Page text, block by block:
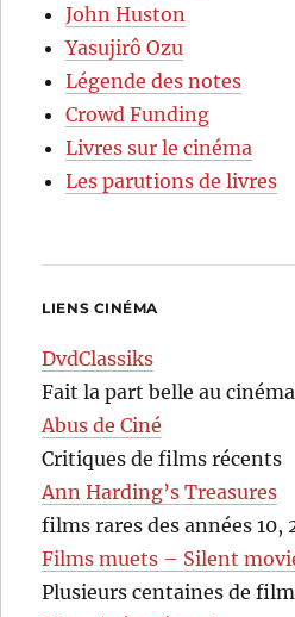
John Huston
Yasujirô Ozu
Légende des notes
Crowd Funding
Livres sur le cinéma
Les parutions de livres
LIENS CINÉMA
DvdClassiks
Fait la part belle au
Abus de Ciné
Critiques de films récents
Ann Harding’s Treasures
films rares des années 10,
Films muets – Silent
Plusieurs centaines de